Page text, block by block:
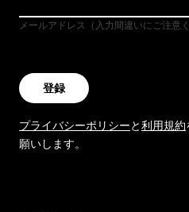
メールアドレス（入力間違いにご注意く
登録
プライバシーポリシーと利用規約
願いします。